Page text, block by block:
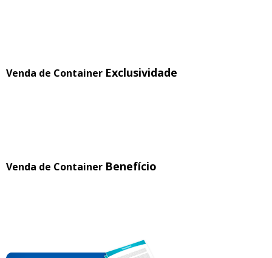
Venda de Container Exclusividade
Venda de Container Benefício